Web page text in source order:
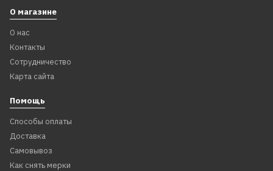
О магазине
О нас
Контакты
Сотрудничество
Карта сайта
Помощь
Способы оплаты
Доставка
Самовывоз
Как снять мерки